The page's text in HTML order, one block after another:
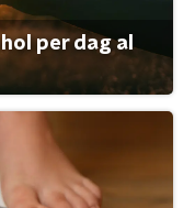
per dag al